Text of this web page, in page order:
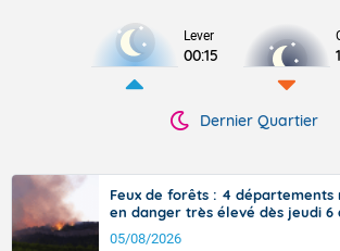
Lever
00:15
Dernier Quartier
Feux de forêts : 4 départements
en danger très élevé dès jeudi 6
05/08/2026